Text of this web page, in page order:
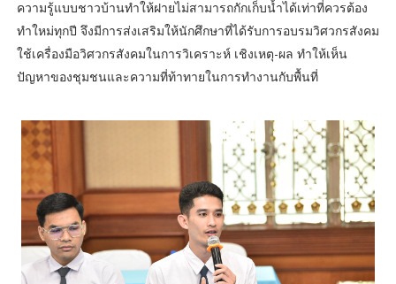
ความรู้แบบชาวบ้านทำให้ฝายไม่สามารถกักเก็บน้ำได้เท่าที่ควรต้อง
ทำใหม่ทุกปี จึงมีการส่งเสริมให้นักศึกษาที่ได้รับการอบรมวิศวกรสังคม
ใช้เครื่องมือวิศวกรสังคมในการวิเคราะห์ เชิงเหตุ-ผล ทำให้เห็น
ปัญหาของชุมชนและความที่ท้าทายในการทำงานกับพื้นที่